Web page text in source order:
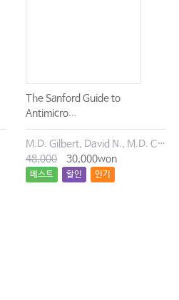
The Sanford Guide to
Antimicro...
M.D. Gilbert, David N., M.D. Chambers, Henry F., M.D. Eliopoulos, George M., M.D. Saag, Michael S., M.D. Pavia, Andrew T.
48,000
30,000won
베스트 할인 인기